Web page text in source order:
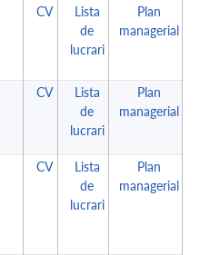
CV
Lista
de
lucrari
Plan
managerial
CV
Lista
de
lucrari
Plan
managerial
CV
Lista
de
lucrari
Plan
managerial